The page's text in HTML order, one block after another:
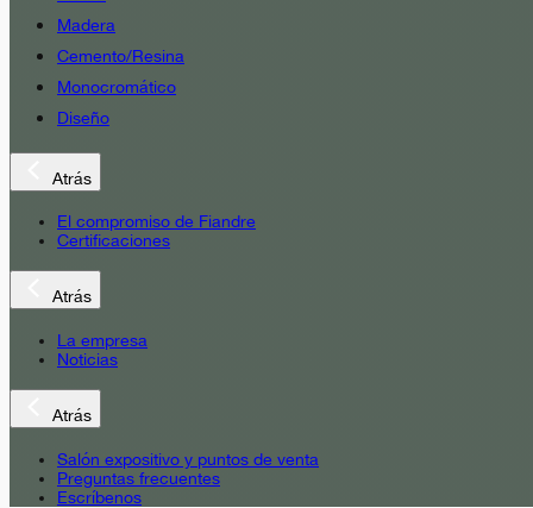
Madera
Cemento/Resina
Monocromático
Diseño
Atrás
El compromiso de Fiandre
Certificaciones
Atrás
La empresa
Noticias
Atrás
Salón expositivo y puntos de venta
Preguntas frecuentes
Escríbenos